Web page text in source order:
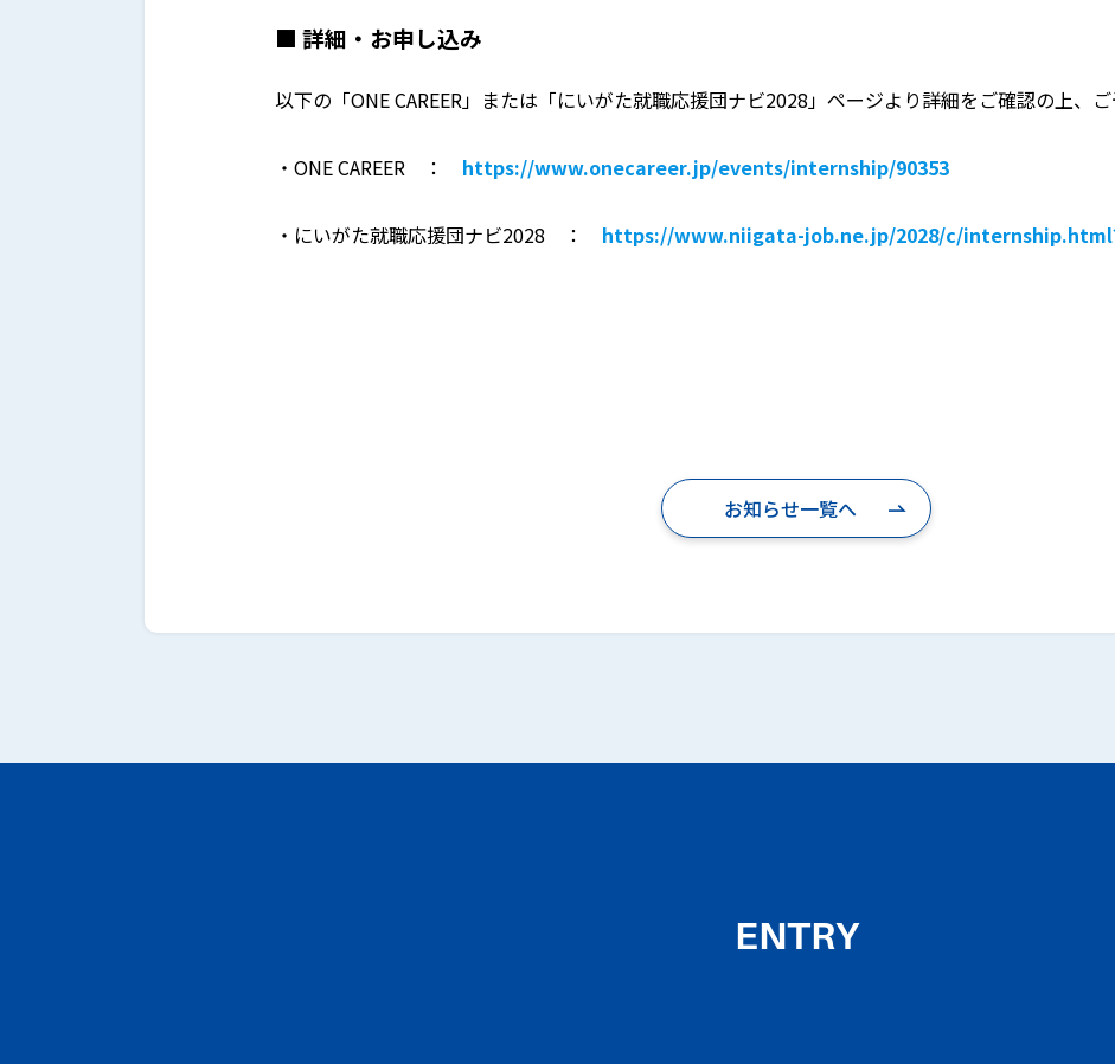
■ 詳細・お申し込み
以下の「ONE CAREER」または「にいがた就職応援団ナビ2028」ページより詳細をご確認の上、ご
・ONE CAREER ： https://www.onecareer.jp/events/internship/90353
・にいがた就職応援団ナビ2028 ： https://www.niigata-job.ne.jp/2028/c/
お知らせ一覧へ
ENTRY